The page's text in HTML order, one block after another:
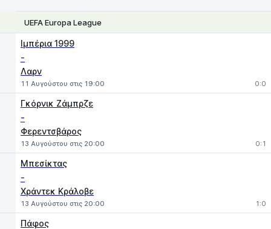
UEFA Europa League
Ιμπέρια 1999
-
Λαρν
11 Αυγούστου στις 19:00 0:0
Γκόρνικ Ζάμπρζε
-
Φερεντσβάρος
13 Αυγούστου στις 20:00 0:1
Μπεσίκτας
-
Χράντεκ Κράλοβε
13 Αυγούστου στις 20:00 1:0
Πάφος